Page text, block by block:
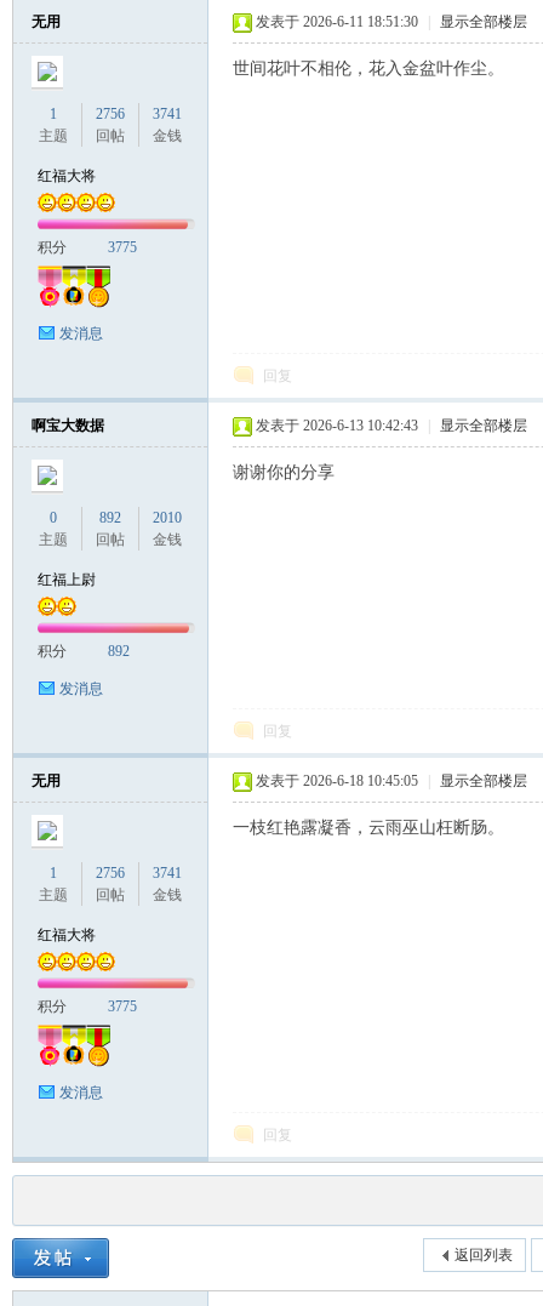
无用
1
主题
2756
回帖
3741
金钱
红福大将
积分 3775
发消息
发表于 2026-6-11 18:51:30 显示全部楼层
世间花叶不相伦，花入金盆叶作尘。
回复
啊宝大数据
0
主题
892
回帖
2010
金钱
红福上尉
积分 892
发消息
发表于 2026-6-13 10:42:43 显示全部楼层
谢谢你的分享
回复
无用
1
主题
2756
回帖
3741
金钱
红福大将
积分 3775
发消息
发表于 2026-6-18 10:45:05 显示全部楼层
一枝红艳露凝香，云雨巫山枉断肠。
回复
返回列表